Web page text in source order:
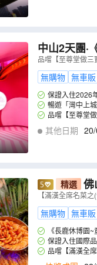
中山2天團·
門票:「美
新開業中山
品嚐【至尊堂做
無購物 無車販
保證入住2026
暢遊「灣中上
品嚐【至尊堂
(每人一隻)】
其他日期
精選 佛
餐】長鹿
【滿漢全席名菜
無購物 無車販
《長鹿休博園
保證入住國際
品嚐【滿漢全